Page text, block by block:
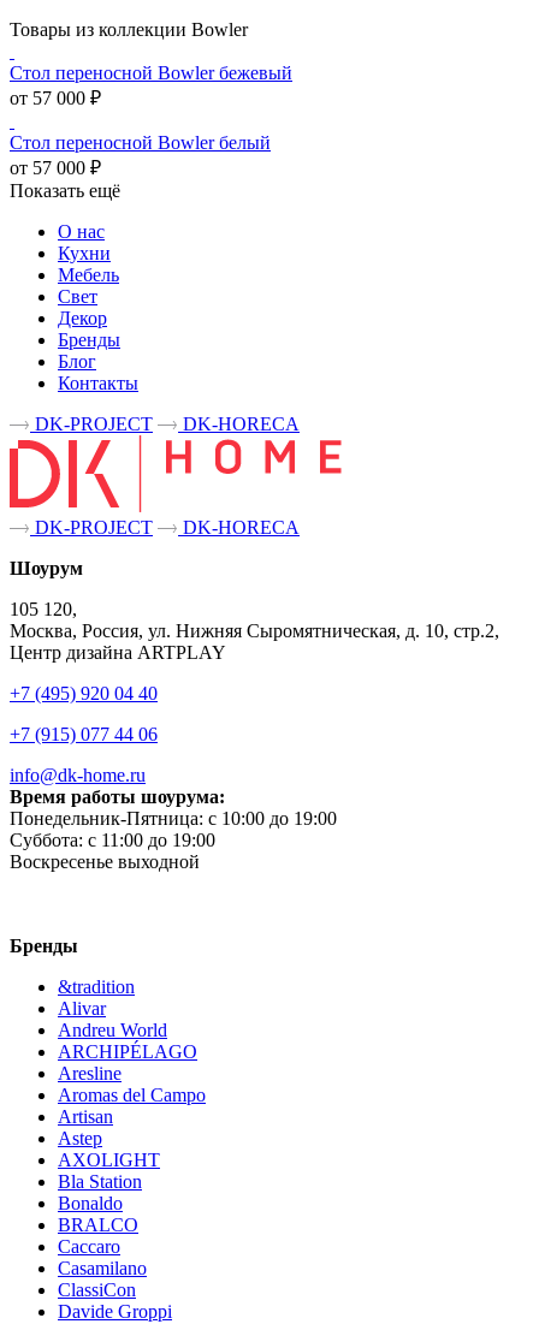
Товары из коллекции Bowler
Стол переносной Bowler бежевый
от 57 000 ₽
Стол переносной Bowler белый
от 57 000 ₽
Показать ещё
О нас
Кухни
Мебель
Свет
Декор
Бренды
Блог
Контакты
DK-PROJECT
DK-HORECA
DK-PROJECT
DK-HORECA
Шоурум
105 120,
Москва, Россия, ул. Нижняя Сыромятническая, д. 10, стр.2,
Центр дизайна ARTPLAY
+7 (495) 920 04 40
+7 (915) 077 44 06
info@dk-home.ru
Время работы шоурума:
Понедельник-Пятница: c 10:00 до 19:00
Суббота: c 11:00 до 19:00
Воскресенье выходной
Бренды
&tradition
Alivar
Andreu World
ARCHIPÉLAGO
Aresline
Aromas del Campo
Artisan
Astep
AXOLIGHT
Bla Station
Bonaldo
BRALCO
Caccaro
Casamilano
ClassiCon
Davide Groppi